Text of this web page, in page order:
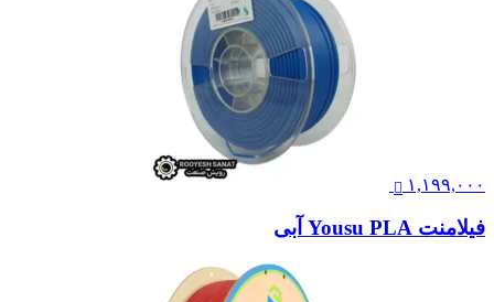
۱,۱۹۹,۰۰۰
فیلامنت Yousu PLA آبی